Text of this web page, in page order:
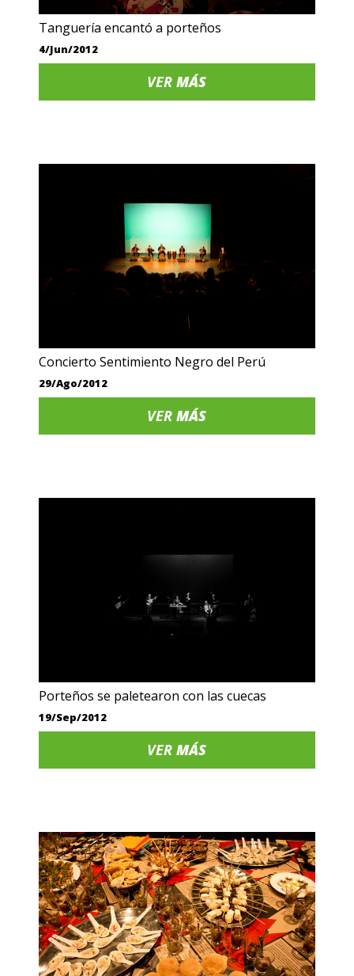
Tanguería encantó a porteños
4/Jun/2012
VERMÁS
Concierto Sentimiento Negro del Perú
29/Ago/2012
VERMÁS
Porteños se paletearon con las cuecas
19/Sep/2012
VERMÁS